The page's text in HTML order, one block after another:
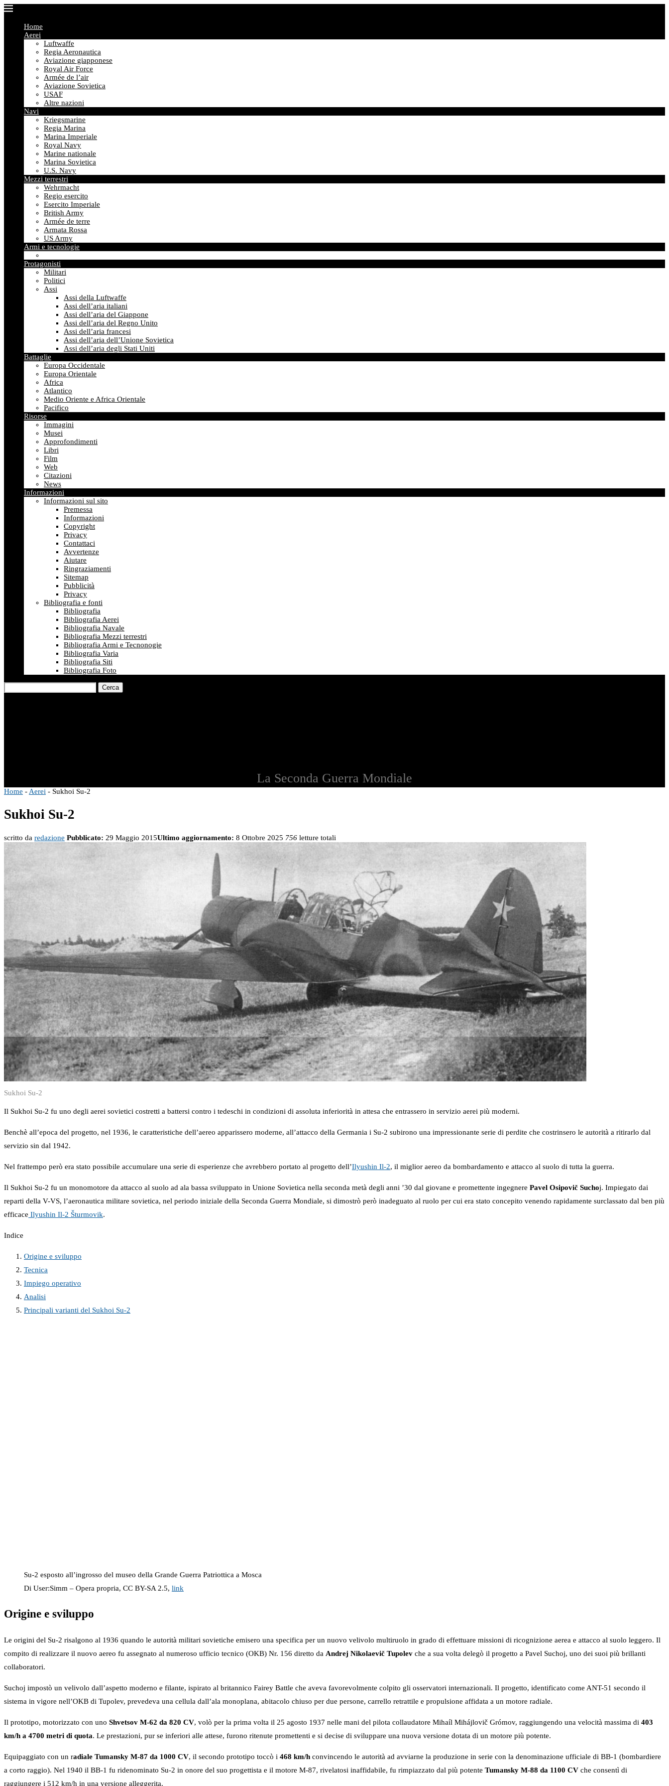
Home
Aerei
Luftwaffe
Regia Aeronautica
Aviazione giapponese
Royal Air Force
Armée de l’air
Aviazione Sovietica
USAF
Altre nazioni
Navi
Kriegsmarine
Regia Marina
Marina Imperiale
Royal Navy
Marine nationale
Marina Sovietica
U.S. Navy
Mezzi terrestri
Wehrmacht
Regio esercito
Esercito Imperiale
British Army
Armée de terre
Armata Rossa
US Army
Armi e tecnologie
Protagonisti
Militari
Politici
Assi
Assi della Luftwaffe
Assi dell’aria italiani
Assi dell’aria del Giappone
Assi dell’aria del Regno Unito
Assi dell’aria francesi
Assi dell’aria dell’Unione Sovietica
Assi dell’aria degli Stati Uniti
Battaglie
Europa Occidentale
Europa Orientale
Africa
Atlantico
Medio Oriente e Africa Orientale
Pacifico
Risorse
Immagini
Musei
Approfondimenti
Libri
Film
Web
Citazioni
News
Informazioni
Informazioni sul sito
Premessa
Informazioni
Copyright
Privacy
Contattaci
Avvertenze
Aiutare
Ringraziamenti
Sitemap
Pubblicità
Privacy
Bibliografia e fonti
Bibliografia
Bibliografia Aerei
Bibliografia Navale
Bibliografia Mezzi terrestri
Bibliografia Armi e Tecnonogie
Bibliografia Varia
Bibliografia Siti
Bibliografia Foto
Cerca
La Seconda Guerra Mondiale
Home - Aerei - Sukhoi Su-2
Sukhoi Su-2
scritto da redazione Pubblicato: 29 Maggio 2015Ultimo aggiornamento: 8 Ottobre 2025 756 letture totali
Sukhoi Su-2
Il Sukhoi Su-2 fu uno degli aerei sovietici costretti a battersi contro i tedeschi in condizioni di assoluta inferiorità in attesa che entrassero in servizio aerei più moderni.
Benchè all’epoca del progetto, nel 1936, le caratteristiche dell’aereo apparissero moderne, all’attacco della Germania i Su-2 subirono una impressionante serie di perdite che costrinsero le autorità a ritirarlo dal
servizio sin dal 1942.
Nel frattempo però era stato possibile accumulare una serie di esperienze che avrebbero portato al progetto dell’Ilyushin Il-2, il miglior aereo da bombardamento e attacco al suolo di tutta la guerra.
Il Sukhoi Su-2 fu un monomotore da attacco al suolo ad ala bassa sviluppato in Unione Sovietica nella seconda metà degli anni ’30 dal giovane e promettente ingegnere Pavel Osipovič Suchoj. Impiegato dai
reparti della V-VS, l’aeronautica militare sovietica, nel periodo iniziale della Seconda Guerra Mondiale, si dimostrò però inadeguato al ruolo per cui era stato concepito venendo rapidamente surclassato dal ben più
efficace Ilyushin Il-2 Šturmovik.
Indice
Origine e sviluppo
Tecnica
Impiego operativo
Analisi
Principali varianti del Sukhoi Su-2
Su-2 esposto all’ingrosso del museo della Grande Guerra Patriottica a Mosca
Di User:Simm – Opera propria, CC BY-SA 2.5, link
Origine e sviluppo
Le origini del Su-2 risalgono al 1936 quando le autorità militari sovietiche emisero una specifica per un nuovo velivolo multiruolo in grado di effettuare missioni di ricognizione aerea e attacco al suolo leggero. Il
compito di realizzare il nuovo aereo fu assegnato al numeroso ufficio tecnico (OKB) Nr. 156 diretto da Andrej Nikolaevič Tupolev che a sua volta delegò il progetto a Pavel Suchoj, uno dei suoi più brillanti
collaboratori.
Suchoj impostò un velivolo dall’aspetto moderno e filante, ispirato al britannico Fairey Battle che aveva favorevolmente colpito gli osservatori internazionali. Il progetto, identificato come ANT-51 secondo il
sistema in vigore nell’OKB di Tupolev, prevedeva una cellula dall’ala monoplana, abitacolo chiuso per due persone, carrello retrattile e propulsione affidata a un motore radiale.
Il prototipo, motorizzato con uno Shvetsov M-62 da 820 CV, volò per la prima volta il 25 agosto 1937 nelle mani del pilota collaudatore Mihaíl Mihájlovič Grómov, raggiungendo una velocità massima di 403
km/h a 4700 metri di quota. Le prestazioni, pur se inferiori alle attese, furono ritenute promettenti e si decise di sviluppare una nuova versione dotata di un motore più potente.
Equipaggiato con un radiale Tumansky M-87 da 1000 CV, il secondo prototipo toccò i 468 km/h convincendo le autorità ad avviarne la produzione in serie con la denominazione ufficiale di BB-1 (bombardiere
a corto raggio). Nel 1940 il BB-1 fu ridenominato Su-2 in onore del suo progettista e il motore M-87, rivelatosi inaffidabile, fu rimpiazzato dal più potente Tumansky M-88 da 1100 CV che consentì di
raggiungere i 512 km/h in una versione alleggerita.